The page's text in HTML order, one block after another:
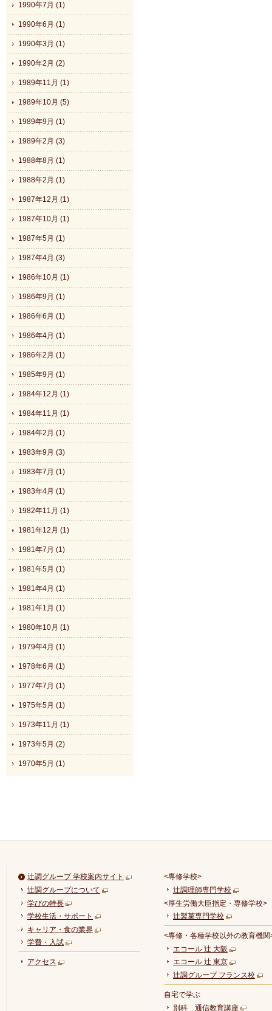
1990年7月 (1)
1990年6月 (1)
1990年3月 (1)
1990年2月 (2)
1989年11月 (1)
1989年10月 (5)
1989年9月 (1)
1989年2月 (3)
1988年8月 (1)
1988年2月 (1)
1987年12月 (1)
1987年10月 (1)
1987年5月 (1)
1987年4月 (3)
1986年10月 (1)
1986年9月 (1)
1986年6月 (1)
1986年4月 (1)
1986年2月 (1)
1985年9月 (1)
1984年12月 (1)
1984年11月 (1)
1984年2月 (1)
1983年9月 (3)
1983年7月 (1)
1983年4月 (1)
1982年11月 (1)
1981年12月 (1)
1981年7月 (1)
1981年5月 (1)
1981年4月 (1)
1981年1月 (1)
1980年10月 (1)
1979年4月 (1)
1978年6月 (1)
1977年7月 (1)
1975年5月 (1)
1973年11月 (1)
1973年5月 (2)
1970年5月 (1)
辻調グループ 学校案内サイト
辻調グループについて
学びの特長
学校生活・サポート
キャリア・食の業界
学費・入試
アクセス
<専修学校>
辻調理師専門学校
<厚生労働大臣指定・専修学校>
辻製菓専門学校
<専修・各種学校以外の教育機関
エコール 辻 大阪
エコール 辻 東京
辻調グループ フランス校
自宅で学ぶ
別科 通信教育講座